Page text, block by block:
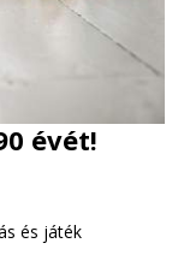
évét!
és játék